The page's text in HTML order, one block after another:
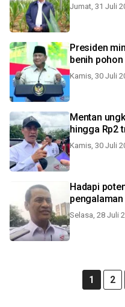
Jumat, 31 Juli
Presiden
benih
Kamis, 30 Juli
Mentan
hingga Rp2
Kamis, 30 Juli
Hadapi
Selasa, 28 Juli
1 2